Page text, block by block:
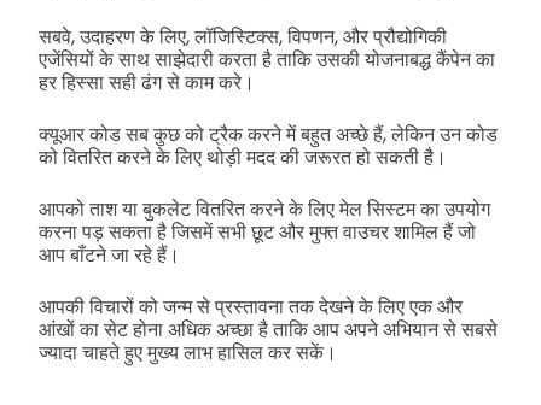
सबवे, उदाहरण के लिए, लॉजिस्टिक्स, विपणन, और प्रौद्योगिकी
एजेंसियों के साथ साझेदारी करता है ताकि उसकी योजनाबद्ध कैंपेन का
हर हिस्सा सही ढंग से काम करे।
क्यूआर कोड सब कुछ को ट्रैक करने में बहुत अच्छे हैं, लेकिन उन कोड
को वितरित करने के लिए थोड़ी मदद की जरूरत हो सकती है।
आपको ताश या बुकलेट वितरित करने के लिए मेल सिस्टम का उपयोग
करना पड़ सकता है जिसमें सभी छूट और मुफ्त वाउचर शामिल हैं जो
आप बाँटने जा रहे हैं।
आपकी विचारों को जन्म से प्रस्तावना तक देखने के लिए एक और
आंखों का सेट होना अधिक अच्छा है ताकि आप अपने अभियान से सबसे
ज्यादा चाहते हुए मुख्य लाभ हासिल कर सकें।